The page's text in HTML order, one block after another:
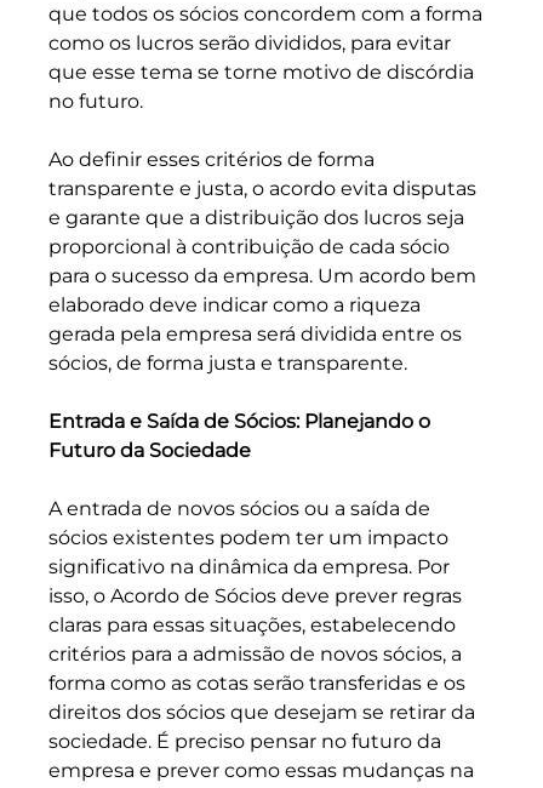
que todos os sócios concordem com a forma
como os lucros serão divididos, para evitar
que esse tema se torne motivo de discórdia
no futuro.
Ao definir esses critérios de forma
transparente e justa, o acordo evita disputas
e garante que a distribuição dos lucros seja
proporcional à contribuição de cada sócio
para o sucesso da empresa. Um acordo bem
elaborado deve indicar como a riqueza
gerada pela empresa será dividida entre os
sócios, de forma justa e transparente.
Entrada e Saída de Sócios: Planejando o
Futuro da Sociedade
A entrada de novos sócios ou a saída de
sócios existentes podem ter um impacto
significativo na dinâmica da empresa. Por
isso, o Acordo de Sócios deve prever regras
claras para essas situações, estabelecendo
critérios para a admissão de novos sócios, a
forma como as cotas serão transferidas e os
direitos dos sócios que desejam se retirar da
sociedade. É preciso pensar no futuro da
empresa e prever como essas mudanças na